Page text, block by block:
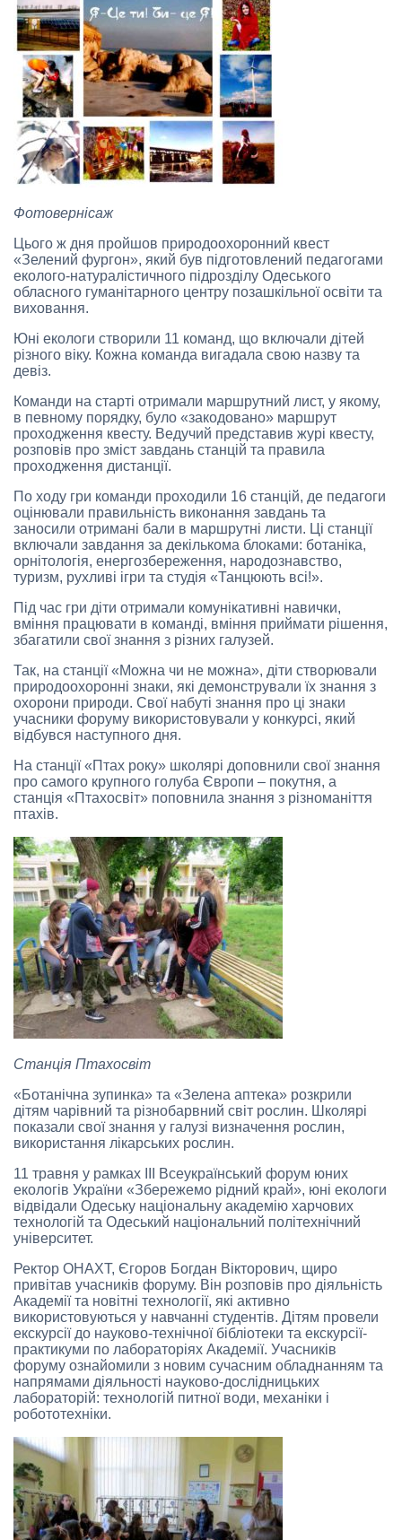
Фотовернісаж
Цього ж дня пройшов природоохоронний квест
«Зелений фургон», який був підготовлений педагогами
еколого-натуралістичного підрозділу Одеського
обласного гуманітарного центру позашкільної освіти та
виховання.
Юні екологи створили 11 команд, що включали дітей
різного віку. Кожна команда вигадала свою назву та
девіз.
Команди на старті отримали маршрутний лист, у якому,
в певному порядку, було «закодовано» маршрут
проходження квесту. Ведучий представив журі квесту,
розповів про зміст завдань станцій та правила
проходження дистанції.
По ходу гри команди проходили 16 станцій, де педагоги
оцінювали правильність виконання завдань та
заносили отримані бали в маршрутні листи. Ці станції
включали завдання за декількома блоками: ботаніка,
орнітологія, енергозбереження, народознавство,
туризм, рухливі ігри та студія «Танцюють всі!».
Під час гри діти отримали комунікативні навички,
вміння працювати в команді, вміння приймати рішення,
збагатили свої знання з різних галузей.
Так, на станції «Можна чи не можна», діти створювали
природоохоронні знаки, які демонстрували їх знання з
охорони природи. Свої набуті знання про ці знаки
учасники форуму використовували у конкурсі, який
відбувся наступного дня.
На станції «Птах року» школярі доповнили свої знання
про самого крупного голуба Європи – покутня, а
станція «Птахосвіт» поповнила знання з різноманіття
птахів.
Станція Птахосвіт
«Ботанічна зупинка» та «Зелена аптека» розкрили
дітям чарівний та різнобарвний світ рослин. Школярі
показали свої знання у галузі визначення рослин,
використання лікарських рослин.
11 травня у рамках ІІІ Всеукраїнський форум юних
екологів України «Збережемо рідний край», юні екологи
відвідали Одеську національну академію харчових
технологій та Одеський національний політехнічний
університет.
Ректор ОНАХТ, Єгоров Богдан Вікторович, щиро
привітав учасників форуму. Він розповів про діяльність
Академії та новітні технології, які активно
використовуються у навчанні студентів. Дітям провели
екскурсії до науково-технічної бібліотеки та екскурсії-
практикуми по лабораторіях Академії. Учасників
форуму ознайомили з новим сучасним обладнанням та
напрямами діяльності науково-дослідницьких
лабораторій: технологій питної води, механіки і
робототехніки.